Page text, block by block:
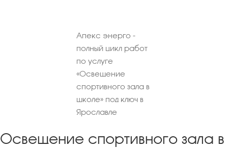
Апекс энерго -
полный цикл работ
по услуге
«Освещение
спортивного зала в
школе» под ключ в
Ярославле
Освещение спортивного зала в